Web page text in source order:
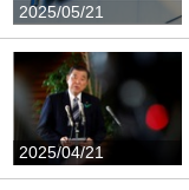
2025/05/21
2025/04/21